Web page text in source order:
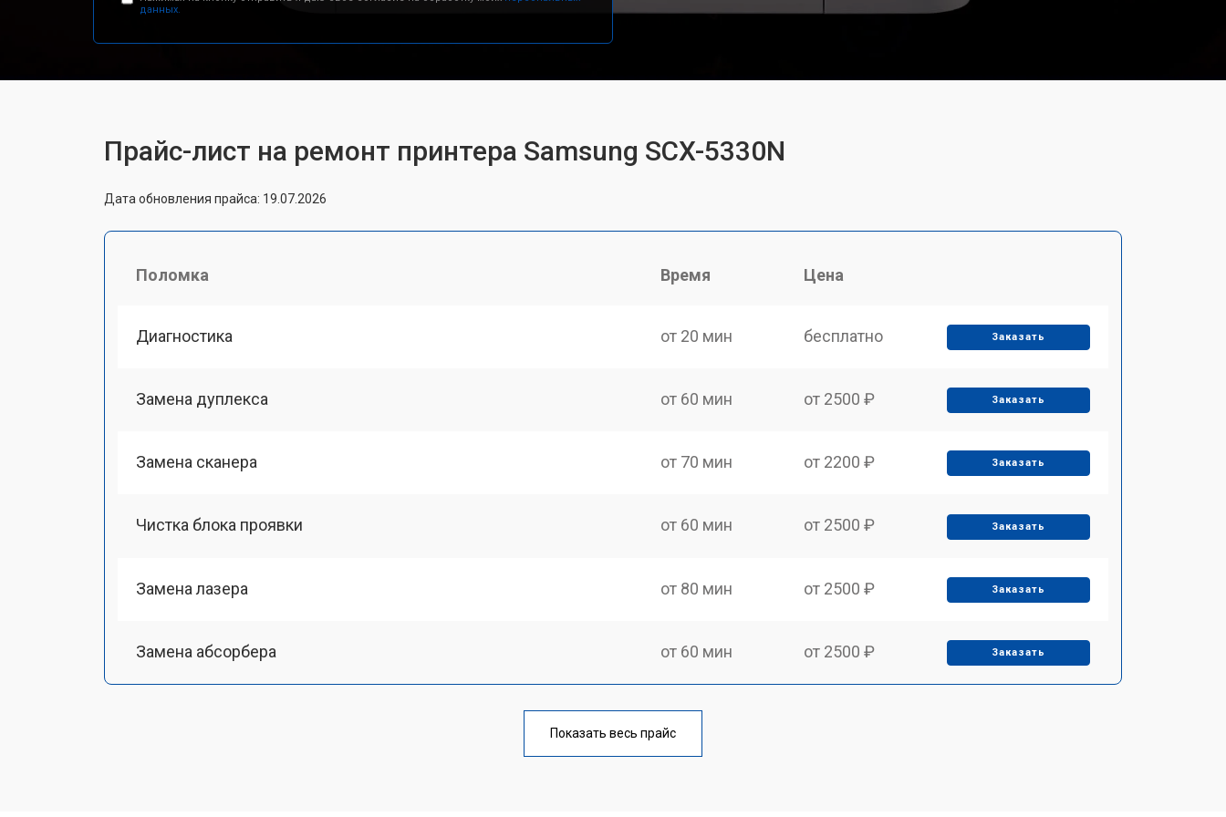
данных.
Прайс-лист на ремонт принтера Samsung SCX-5330N
Дата обновления прайса: 19.07.2026
Поломка Время Цена
Диагностика от 20 мин бесплатно Заказать
Замена дуплекса от 60 мин от 2500 ₽ Заказать
Замена сканера от 70 мин от 2200 ₽ Заказать
Чистка блока проявки от 60 мин от 2500 ₽ Заказать
Замена лазера от 80 мин от 2500 ₽ Заказать
Замена абсорбера от 60 мин от 2500 ₽ Заказать
от 100 мин
Показать весь прайс